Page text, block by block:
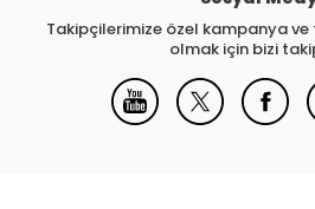
Takipçilerimize özel kampanya
olmak için bizi